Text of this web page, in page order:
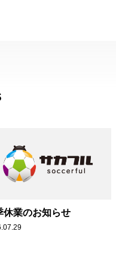
休業のお知らせ